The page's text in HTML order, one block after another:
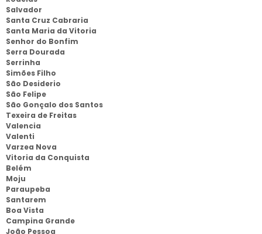
Salvador
Santa Cruz Cabraria
Santa Maria da Vitoria
Senhor do Bonfim
Serra Dourada
Serrinha
Simões Filho
São Desiderio
São Felipe
São Gonçalo dos Santos
Texeira de Freitas
Valencia
Valenti
Varzea Nova
Vitoria da Conquista
Belém
Moju
Paraupeba
Santarem
Boa Vista
Campina Grande
João Pessoa